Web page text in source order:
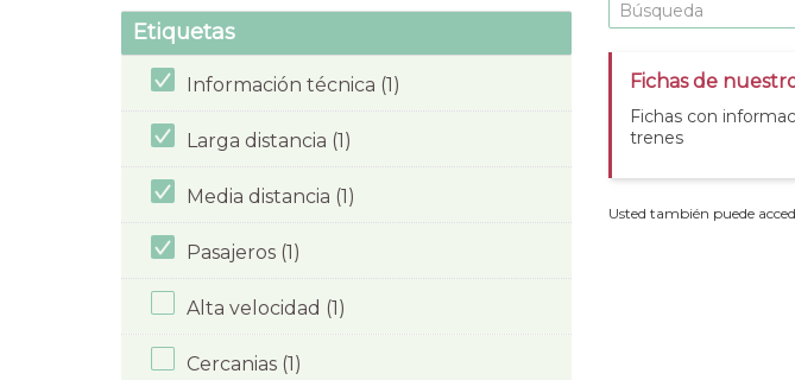
Etiquetas
Información técnica (1)
Larga distancia (1)
Media distancia (1)
Pasajeros (1)
Alta velocidad (1)
Cercanias (1)
Fichas de
Fichas con
trenes
Usted también puede